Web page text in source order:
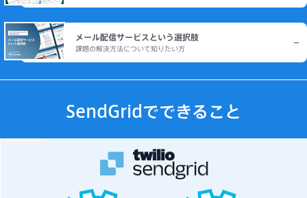
メール配信サービスという選択肢
課題の解決方法について知りたい方
SendGridでできること